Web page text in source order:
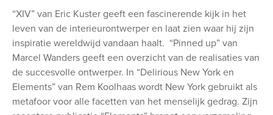
“XIV” van Eric Kuster geeft een fascinerende kijk in het
leven van de interieurontwerper en laat zien waar hij zijn
inspiratie wereldwijd vandaan haalt. “Pinned up” van
Marcel Wanders geeft een overzicht van de realisaties van
de succesvolle ontwerper. In “Delirious New York en
Elements” van Rem Koolhaas wordt New York gebruikt als
metafoor voor alle facetten van het menselijk gedrag. Zijn